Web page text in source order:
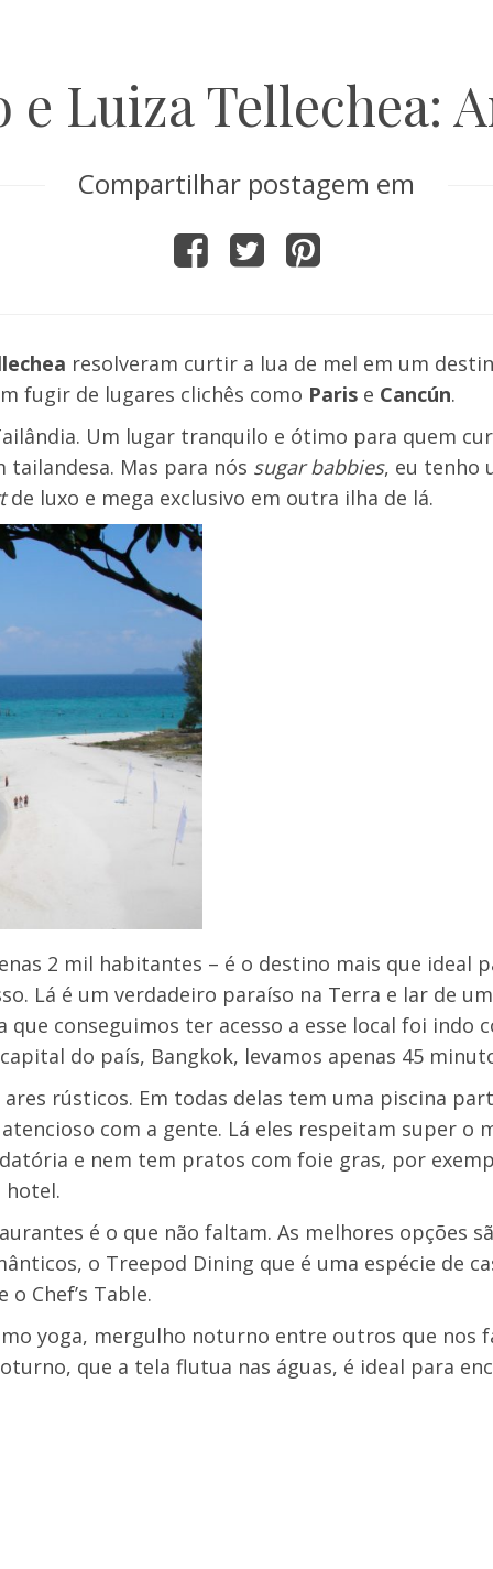
e Luiza Tellechea:
Compartilhar postagem em
resolveram curtir a lua de mel em um
fugir de lugares clichês como Paris e Cancún.
Um lugar tranquilo e ótimo para quem
Mas para nós sugar babbies, eu tenho
de luxo e mega exclusivo em outra ilha de lá.
2 mil habitantes – é o destino mais que ideal
Lá é um verdadeiro paraíso na Terra e lar de
conseguimos ter acesso a esse local foi indo
do país, Bangkok, levamos apenas 45
rústicos. Em todas delas tem uma piscina
com a gente. Lá eles respeitam super o
e nem tem pratos com foie gras, por
hotel.
é o que não faltam. As melhores opções
o Treepod Dining que é uma espécie de
Chef’s Table.
yoga, mergulho noturno entre outros que nos
que a tela flutua nas águas, é ideal para